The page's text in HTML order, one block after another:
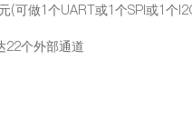
(可做1个UART或1个SPI或1个
22个外部通道